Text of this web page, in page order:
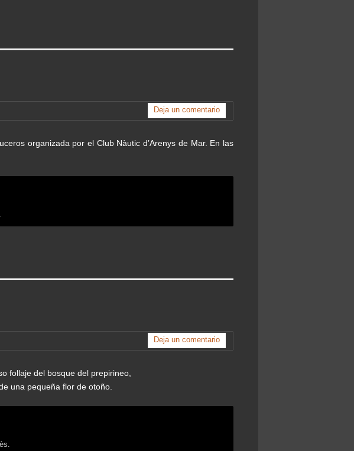
Deja un comentario
organizada por el Club Nàutic d’Arenys de Mar. En las
Deja un comentario
follaje del bosque del prepirineo,
una pequeña flor de otoño.